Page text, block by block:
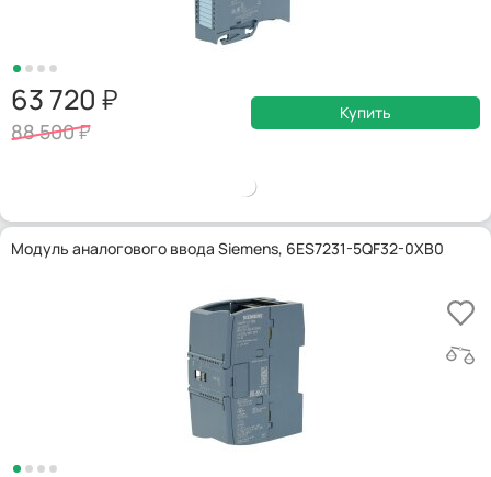
63 720
88 500
Купить
Модуль аналогового ввода Siemens, 6ES7231-5QF32-0XB0